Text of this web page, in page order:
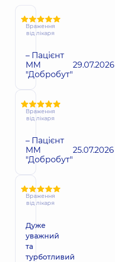
Враження
від лікаря
– Пацієнт
ММ
"Добробут"
29.07.2026
Враження
від лікаря
– Пацієнт
ММ
"Добробут"
25.07.2026
Враження
від лікаря
Дуже
уважний
та
турботливий